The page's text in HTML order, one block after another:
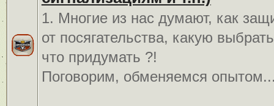
1. Многие из нас думают, как
от посягательства, какую
что придумать ?!
Поговорим, обменяемся